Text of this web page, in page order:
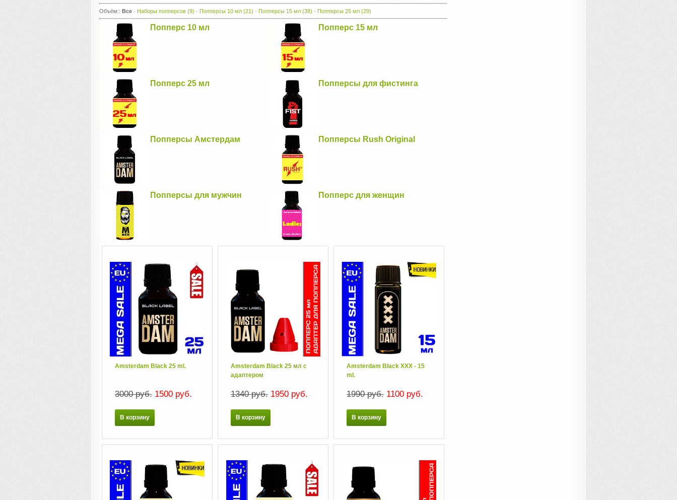
Объём:: Все · Наборы попперсов (9) · Попперсы 10 мл (21) · Попперсы 15 мл (38) · Попперсы 25 мл (29)
Попперс 10 мл Попперс 15 мл
Попперс 25 мл Попперсы для фистинга
Попперсы Амстердам Попперсы Rush Original
Попперсы для мужчин Попперс для женщин
Amsterdam Black 25 ml.
3000 руб. 1500 руб.
В корзину
Amsterdam Black 25 мл с
адаптером
1340 руб. 1950 руб.
В корзину
Amsterdam Black XXX - 15
ml.
1990 руб. 1100 руб.
В корзину